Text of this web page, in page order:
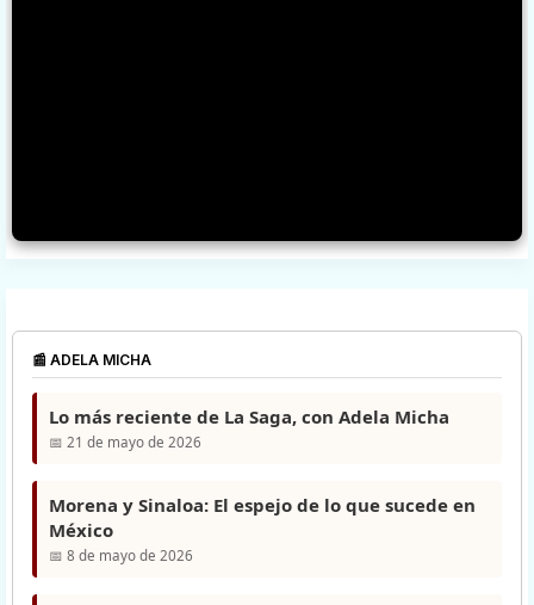
📰 ADELA MICHA
Lo más reciente de La Saga, con Adela Micha
📅 21 de mayo de 2026
Morena y Sinaloa: El espejo de lo que sucede en
México
📅 8 de mayo de 2026